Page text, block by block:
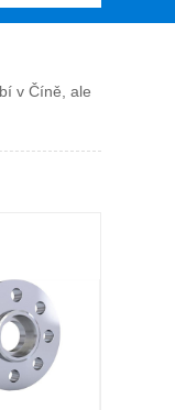
v Číně, ale